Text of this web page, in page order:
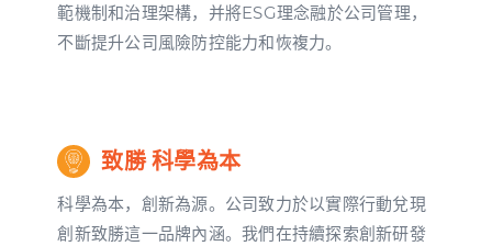
範機制和治理架構，并將ESG理念融於公司管理，
不斷提升公司風險防控能力和恢複力。
致勝 科學為本
科學為本，創新為源。公司致力於以實際行動兌現
創新致勝這一品牌內涵。我們在持續探索創新研發